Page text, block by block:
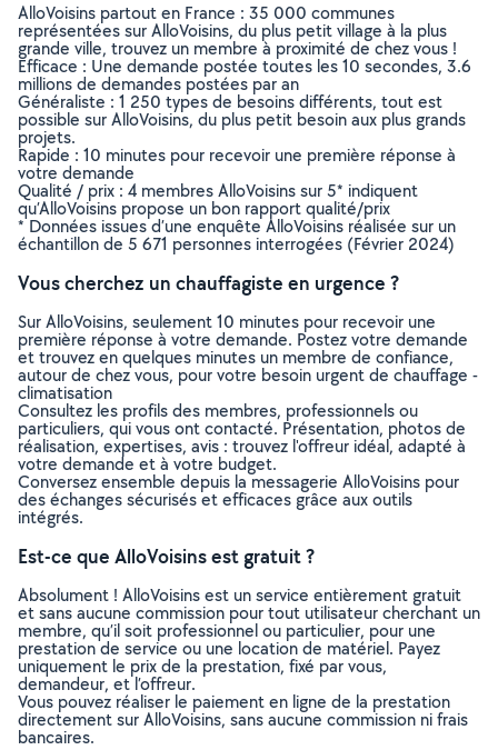
AlloVoisins partout en France : 35 000 communes
représentées sur AlloVoisins, du plus petit village à la plus
grande ville, trouvez un membre à proximité de chez vous !
Efficace : Une demande postée toutes les 10 secondes, 3.6
millions de demandes postées par an
Généraliste : 1 250 types de besoins différents, tout est
possible sur AlloVoisins, du plus petit besoin aux plus grands
projets.
Rapide : 10 minutes pour recevoir une première réponse à
votre demande
Qualité / prix : 4 membres AlloVoisins sur 5* indiquent
qu’AlloVoisins propose un bon rapport qualité/prix
* Données issues d’une enquête AlloVoisins réalisée sur un
échantillon de 5 671 personnes interrogées (Février 2024)
Vous cherchez un chauffagiste en urgence ?
Sur AlloVoisins, seulement 10 minutes pour recevoir une
première réponse à votre demande. Postez votre demande
et trouvez en quelques minutes un membre de confiance,
autour de chez vous, pour votre besoin urgent de chauffage -
climatisation
Consultez les profils des membres, professionnels ou
particuliers, qui vous ont contacté. Présentation, photos de
réalisation, expertises, avis : trouvez l'offreur idéal, adapté à
votre demande et à votre budget.
Conversez ensemble depuis la messagerie AlloVoisins pour
des échanges sécurisés et efficaces grâce aux outils
intégrés.
Est-ce que AlloVoisins est gratuit ?
Absolument ! AlloVoisins est un service entièrement gratuit
et sans aucune commission pour tout utilisateur cherchant un
membre, qu’il soit professionnel ou particulier, pour une
prestation de service ou une location de matériel. Payez
uniquement le prix de la prestation, fixé par vous,
demandeur, et l’offreur.
Vous pouvez réaliser le paiement en ligne de la prestation
directement sur AlloVoisins, sans aucune commission ni frais
bancaires.